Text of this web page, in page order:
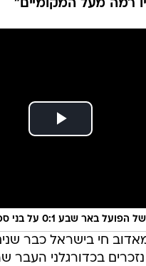
רמה מעל המקומיים"
באר שבע 0:1 על בני סכנין
חי בישראל כבר
בכדורגלני העבר